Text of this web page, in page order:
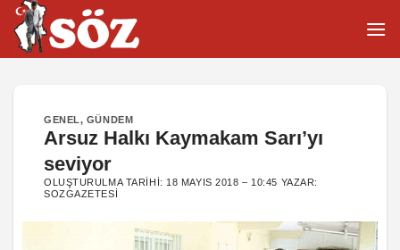
İçeriğe
atla
GENEL, GÜNDEM
Arsuz Halkı Kaymakam Sarı’yı
seviyor
OLUŞTURULMA TARIHI: 18 MAYIS 2018 – 10:45 YAZAR:
SOZGAZETESI